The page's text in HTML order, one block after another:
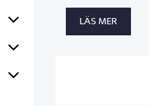
LÄS MER